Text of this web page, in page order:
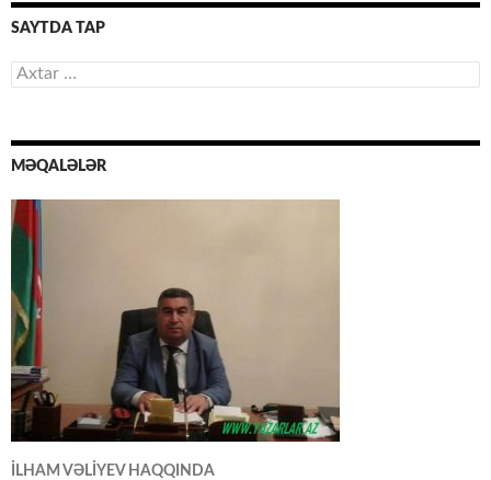
SAYTDA TAP
Axtarış:
MƏQALƏLƏR
İLHAM VƏLİYEV HAQQINDA